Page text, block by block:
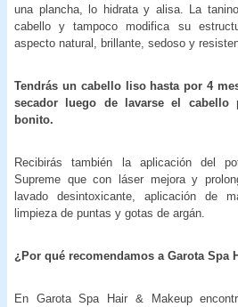
una plancha, lo hidrata y alisa. La
cabello y tampoco modifica su
aspecto natural, brillante, sedoso y
Tendrás un cabello liso hasta por 4
secador luego de lavarse el
bonito.
Recibirás también la aplicación del
Supreme que con láser mejora y
lavado desintoxicante, aplicación de
limpieza de puntas y gotas de argán.
¿Por qué recomendamos a Garota Spa
En Garota Spa Hair & Makeup